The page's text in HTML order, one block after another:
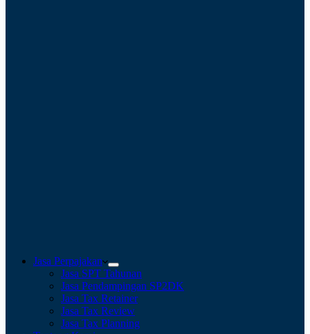
Jasa Perpajakan
Jasa SPT Tahunan
Jasa Pendampingan SP2DK
Jasa Tax Retainer
Jasa Tax Review
Jasa Tax Planning